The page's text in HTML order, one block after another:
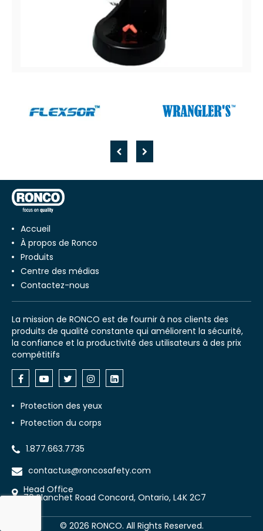
Hush™ Distributeur
Distributeur de bouchons d'oreille
Accueil
À propos de Ronco
Produits
Centre des médias
Contactez-nous
La mission de RONCO est de fournir à nos clients des
produits de qualité constante qui améliorent la sécurité,
la confiance et la productivité des utilisateurs à des prix
compétitifs
Protection des yeux
Protection du corps
1.877.663.7735
contactus@roncosafety.com
Head Office
70 Planchet Road Concord, Ontario, L4K 2C7
© 2026 RONCO. All Rights Reserved.